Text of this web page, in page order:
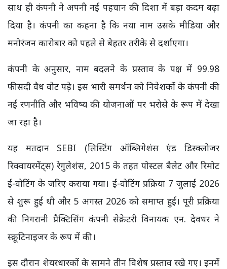
साथ ही कंपनी ने अपनी नई पहचान की दिशा में बड़ा कदम बढ़ा
दिया है। कंपनी का कहना है कि नया नाम उसके मीडिया और
मनोरंजन कारोबार को पहले से बेहतर तरीके से दर्शाएगा।
कंपनी के अनुसार, नाम बदलने के प्रस्ताव के पक्ष में 99.98
फीसदी वैध वोट पड़े। इस भारी समर्थन को निवेशकों के कंपनी की
नई रणनीति और भविष्य की योजनाओं पर भरोसे के रूप में देखा
जा रहा है।
यह मतदान SEBI (लिस्टिंग ऑब्लिगेशंस एंड डिस्क्लोजर
रिक्वायरमेंट्स) रेगुलेशंस, 2015 के तहत पोस्टल बैलेट और रिमोट
ई-वोटिंग के जरिए कराया गया। ई-वोटिंग प्रक्रिया 7 जुलाई 2026
से शुरू हुई थी और 5 अगस्त 2026 को समाप्त हुई। पूरी प्रक्रिया
की निगरानी प्रैक्टिसिंग कंपनी सेक्रेटरी विनायक एन. देवधर ने
स्क्रूटिनाइजर के रूप में की।
इस दौरान शेयरधारकों के सामने तीन विशेष प्रस्ताव रखे गए। इनमें